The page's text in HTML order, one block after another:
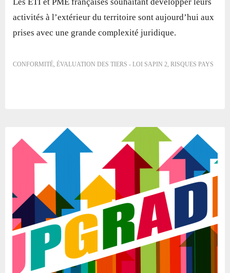
activités à l’extérieur du territoire sont aujourd’hui aux
prises avec une grande complexité juridique.
CONFORMITÉ, ÉVALUATION DES TIERS - LOI SAPIN 2, RISQUES PAYS